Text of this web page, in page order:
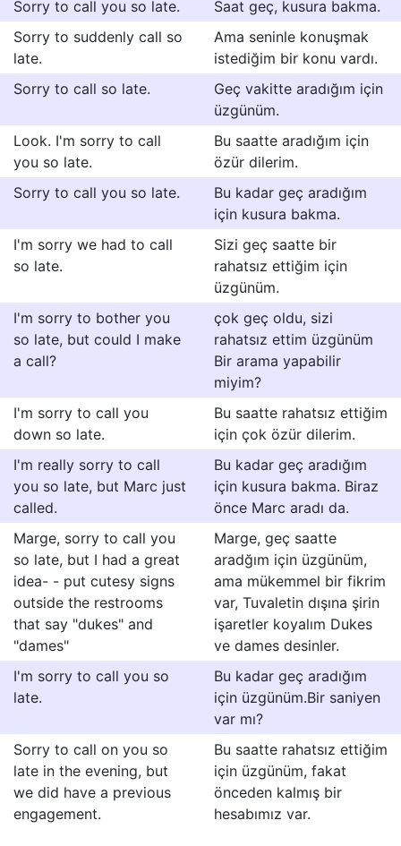
Sorry to call you so late.
Saat geç, kusura bakma.
Sorry to suddenly call so
late.
Ama seninle konuşmak
istediğim bir konu vardı.
Sorry to call so late.
Geç vakitte aradığım için
üzgünüm.
Look. I'm sorry to call
you so late.
Bu saatte aradığım için
özür dilerim.
Sorry to call you so late.
Bu kadar geç aradığım
için kusura bakma.
I'm sorry we had to call
so late.
Sizi geç saatte bir
rahatsız ettiğim için
üzgünüm.
I'm sorry to bother you
so late, but could I make
a call?
çok geç oldu, sizi
rahatsız ettim üzgünüm
Bir arama yapabilir
miyim?
I'm sorry to call you
down so late.
Bu saatte rahatsız ettiğim
için çok özür dilerim.
I'm really sorry to call
you so late, but Marc just
called.
Bu kadar geç aradığım
için kusura bakma. Biraz
önce Marc aradı da.
Marge, sorry to call you
so late, but I had a great
idea- - put cutesy signs
outside the restrooms
that say "dukes" and
"dames"
Marge, geç saatte
aradğım için üzgünüm,
ama mükemmel bir fikrim
var, Tuvaletin dışına şirin
işaretler koyalım Dukes
ve dames desinler.
I'm sorry to call you so
late.
Bu kadar geç aradığım
için üzgünüm.Bir saniyen
var mı?
Sorry to call on you so
late in the evening, but
we did have a previous
engagement.
Bu saatte rahatsız ettiğim
için üzgünüm, fakat
önceden kalmış bir
hesabımız var.